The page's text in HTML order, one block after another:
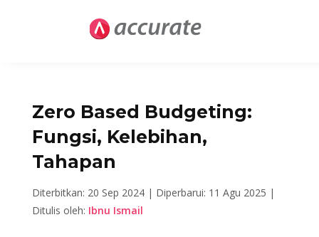
Zero Based Budgeting:
Fungsi, Kelebihan,
Tahapan
Diterbitkan: 20 Sep 2024 | Diperbarui: 11 Agu 2025 |
Ditulis oleh: Ibnu Ismail